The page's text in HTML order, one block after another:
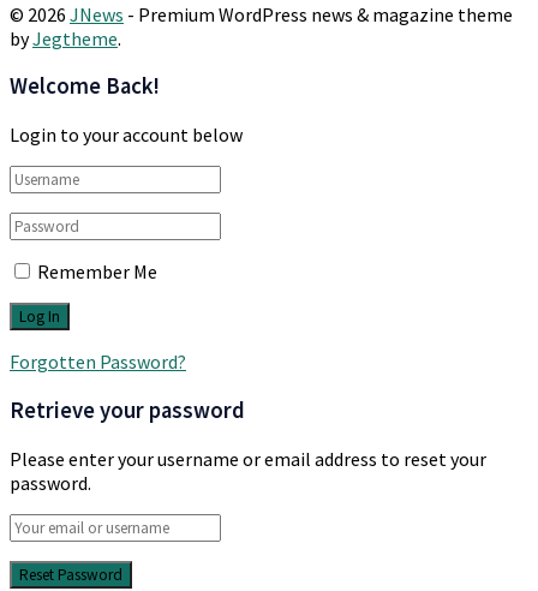
© 2026 JNews - Premium WordPress news & magazine theme
byJegtheme.
Welcome Back!
Login to your account below
Remember Me
Forgotten Password?
Retrieve your password
Please enter your username or email address to reset your
password.